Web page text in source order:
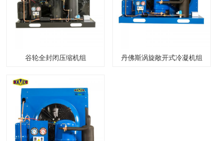
谷轮全封闭压缩机组 丹佛斯涡旋敞开式冷凝机组